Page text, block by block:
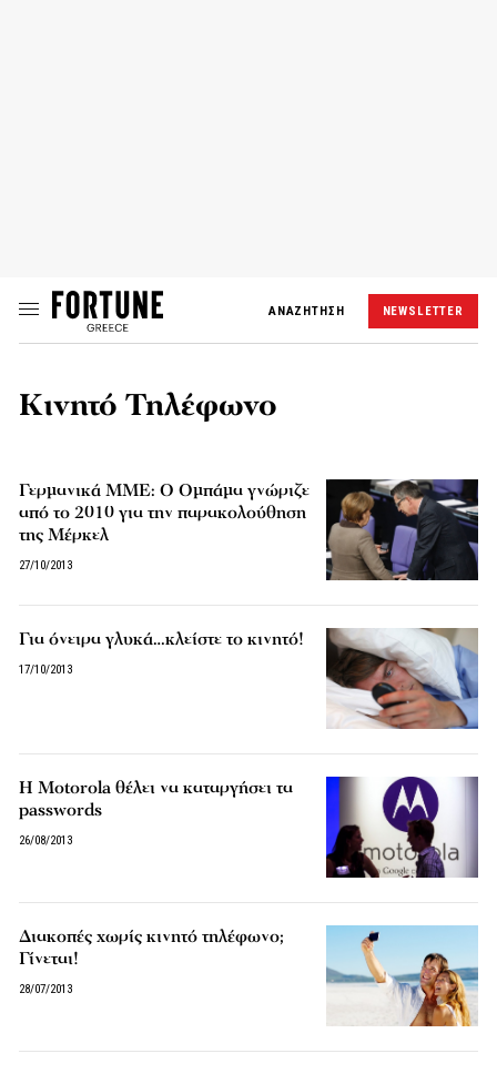
ΑΝΑΖΗΤΗΣΗ NEWSLETTER
Κινητό Τηλέφωνο
Γερμανικά ΜΜΕ: Ο Ομπάμα γνώριζε
από το 2010 για την παρακολούθηση
της Μέρκελ
27/10/2013
Για όνειρα γλυκά…κλείστε το κινητό!
17/10/2013
H Motorola θέλει να καταργήσει τα
passwords
26/08/2013
Διακοπές χωρίς κινητό τηλέφωνο;
Γίνεται!
28/07/2013